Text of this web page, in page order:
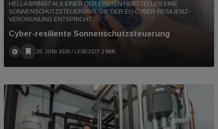
HELLA BRINGT ALS EINER DER ERSTEN HERSTELLER EINE
SONNENSCHUTZSTEUERUNG, DIE DER EU-CYBER-RESILIENZ-
VERORDNUNG ENTSPRICHT.
Cyber-resiliente Sonnenschutzsteuerung
29. JUNI 2026 / LESEZEIT 2 MIN